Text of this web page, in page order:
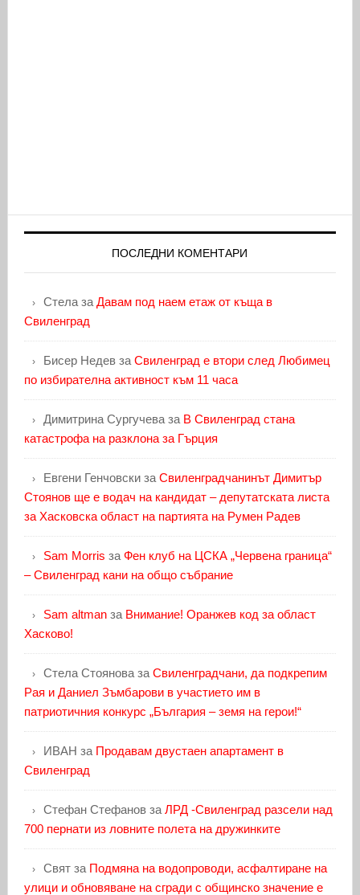
ПОСЛЕДНИ КОМЕНТАРИ
Стелаза Давам под наем етаж от къща в
Свиленград
Бисер Недевза Свиленград е втори след Любимец
по избирателна активност към 11 часа
Димитрина Сургучеваза В Свиленград стана
катастрофа на разклона за Гърция
Евгени Генчовскиза Свиленградчанинът Димитър
Стоянов ще е водач на кандидат – депутатската листа
за Хасковска област на партията на Румен Радев
Sam Morris за Фен клуб на ЦСКА „Червена граница“
– Свиленград кани на общо събрание
Sam altmanза Внимание! Оранжев код за област
Хасково!
Стела Стояноваза Свиленградчани, да подкрепим
Рая и Даниел Зъмбарови в участието им в
патриотичния конкурс „България – земя на герои!“
ИВАН за Продавам двустаен апартамент в
Свиленград
Стефан Стефановза ЛРД -Свиленград разсели над
700 пернати из ловните полета на дружинките
Святза Подмяна на водопроводи, асфалтиране на
улици и обновяване на сгради с общинско значение е